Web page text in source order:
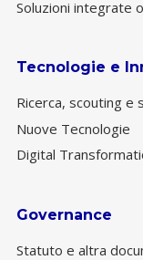
Soluzioni integrate
Tecnologie e
Ricerca, scouting e
Nuove Tecnologie
Digital
Governance
Statuto e altra